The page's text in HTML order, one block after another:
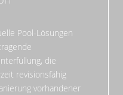
Pool-Lösungen
die
revisionsfähig
vorhandener